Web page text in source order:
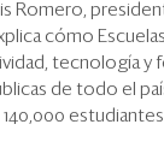
Romero,
cómo
tecnología y
de todo el
estudiantes